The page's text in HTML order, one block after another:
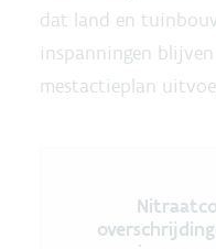
dat land en
inspanningen
mestactieplan
Line chart with 4